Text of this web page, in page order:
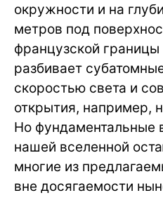
окружности и на
метров под
французской
разбивает
скоростью света и
открытия, например,
Но фундаментальные
нашей вселенной
многие из
вне досягаемости